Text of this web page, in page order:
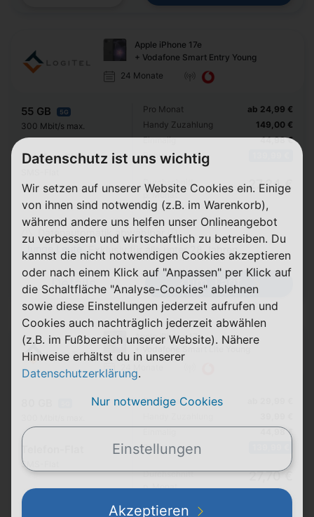
Apple iPhone 17e
+ Vodafone Smart Entry Young
24 Monate
55 GB 5G
300 Mbit/s max.
Telefon-Flat
Pro Monat
Handy Zuzahlung
Einmalig
Bonus
ab 24,99 €
149,00 €
44,98 €
Durchschnitt
p. Monat
27,24 €
Datenautomatik abwählbar ⓘ
Junge Leute
Exklusiv für alle unter 28 Jahren
Details Zum Tarif
Apple iPhone 17e
+ Vodafone Smart Lite Young
SMS-Flat
Pro Monat
Bonus
44,98 €
Durchschnitt
p. Monat
27,70 €
Datenschutz ist uns wichtig
Wir setzen auf unserer Website Cookies ein. Einige
von ihnen sind notwendig (z.B. im Warenkorb),
während andere uns helfen unser Onlineangebot
zu verbessern und wirtschaftlich zu betreiben. Du
kannst die nicht notwendigen Cookies akzeptieren
oder nach einem Klick auf "Anpassen" per Klick auf
die Schaltfläche "Analyse-Cookies" ablehnen
sowie diese Einstellungen jederzeit aufrufen und
Cookies auch nachträglich jederzeit abwählen
(z.B. im Fußbereich unserer Website). Nähere
Hinweise erhältst du in unserer
Datenschutzerklärung.
Nur notwendige Cookies
Einstellungen
Akzeptieren